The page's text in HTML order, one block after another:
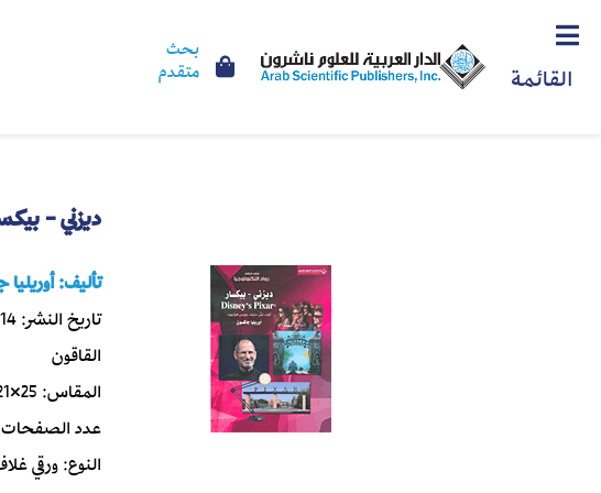
القائمة
بحث
متقدم
ديزني -
تأليف:
تاريخ النشر:
القاقون
المقاس:25×21
عدد
النوع:ورقي